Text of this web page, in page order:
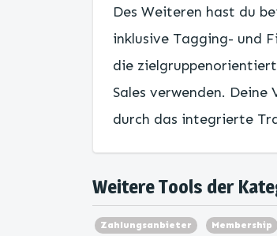
Des Weiteren hast du
inklusive Tagging- und
die
Sales verwenden.
durch das integrierte
Weitere Tools der
Zahlungsanbieter Membership